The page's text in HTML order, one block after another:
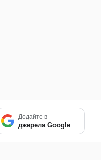
Додайте в
джерела Google